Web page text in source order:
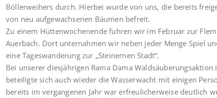
Böllerweihers durch. Hierbei wurde von uns, die bereits
von neu aufgewachsenen Bäumen befreit.
Zu einem Hüttenwochenende fuhren wir im Februar zur
Auerbach. Dort unternahmen wir neben jeder Menge Spiel
eine Tageswanderung zur „Steinernen Stadt“.
Bei unserer diesjährigen Rama Dama Waldsäuberungsaktion
beteiligte sich auch wieder die Wasserwacht mit einigen
bereits im vergangenen Jahr war erfreulicherweise deutlich